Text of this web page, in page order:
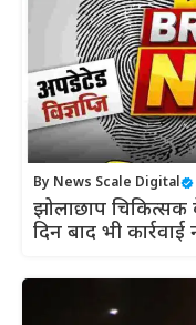
By News Scale Digital
झोलाछाप
दिन बाद भी कार्रवाई